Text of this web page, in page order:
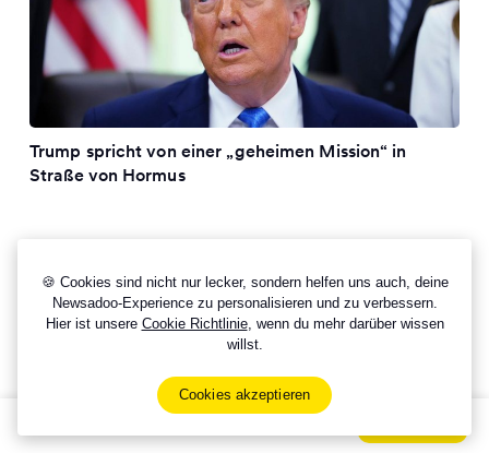
🍪 Cookies sind nicht nur lecker, sondern helfen uns auch, deine
Newsadoo-Experience zu personalisieren und zu verbessern.
Hier ist unsere Cookie Richtlinie, wenn du mehr darüber wissen
willst.
Cookies akzeptieren
Trump spricht von einer „geheimen Mission“ in
Straße von Hormus